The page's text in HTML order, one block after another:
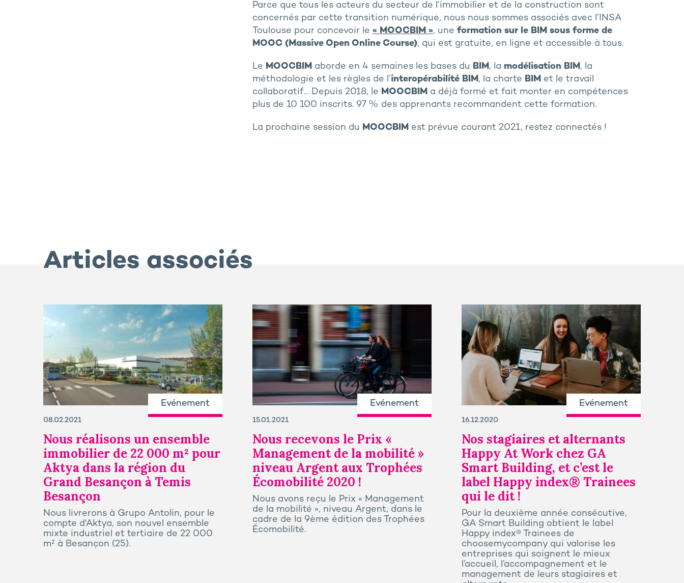
Parce que tous les acteurs du secteur de l’immobilier et de la construction sont
concernés par cette transition numérique, nous nous sommes associés avec l’INSA
Toulouse pour concevoir le « MOOCBIM », une formation sur le BIM sous forme de
MOOC (Massive Open Online Course), qui est gratuite, en ligne et accessible à tous.
Le MOOCBIMaborde en 4 semaines les bases du BIM, la modélisation BIM, la
méthodologie et les règles de l’interopérabilité BIM, la charte BIMet le travail
collaboratif… Depuis 2018, le MOOCBIMa déjà formé et fait monter en compétences
plus de 10 100 inscrits. 97 % des apprenants recommandent cette formation.
La prochaine session du MOOCBIMest prévue courant 2021, restez connectés !
Articles associés
Evénement
08.02.2021
Nous réalisons un ensemble
immobilier de 22 000 m² pour
Aktya dans la région du
Grand Besançon à Temis
Besançon
Nous livrerons à Grupo Antolin, pour le
compte d'Aktya, son nouvel ensemble
mixte industriel et tertiaire de 22 000
m² à Besançon (25).
Evénement
15.01.2021
Nous recevons le Prix «
Management de la mobilité »
niveau Argent aux Trophées
Écomobilité 2020 !
Nous avons reçu le Prix « Management
de la mobilité », niveau Argent, dans le
cadre de la 9ème édition des Trophées
Écomobilité.
Evénement
16.12.2020
Nos stagiaires et alternants
Happy At Work chez GA
Smart Building, et c’est le
label Happy index® Trainees
qui le dit !
Pour la deuxième année consécutive,
GA Smart Building obtient le label
Happy index® Trainees de
choosemycompany qui valorise les
entreprises qui soignent le mieux
l’accueil, l’accompagnement et le
management de leurs stagiaires et